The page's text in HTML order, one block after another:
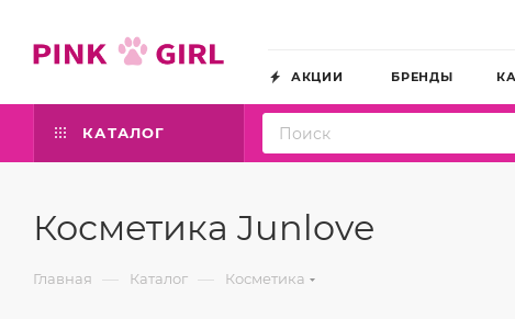
АКЦИИ БРЕНДЫ
КАТАЛОГ
Косметика Junlove
Главная — Каталог — Косметика